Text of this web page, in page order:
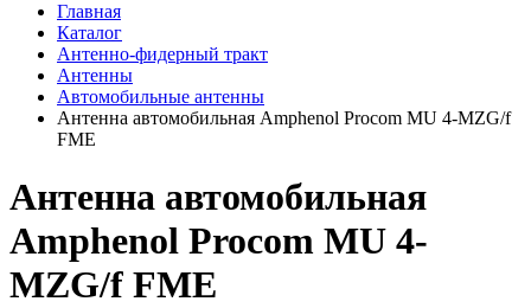
Главная
Каталог
Антенно-фидерный тракт
Антенны
Автомобильные антенны
Антенна автомобильная Amphenol Procom MU 4-MZG/f
FME
Антенна автомобильная
Amphenol Procom MU 4-
MZG/f FME